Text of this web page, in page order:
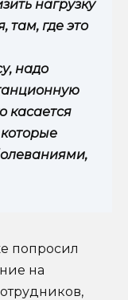
нагрузку
там, где это
надо
касается
попросил
на